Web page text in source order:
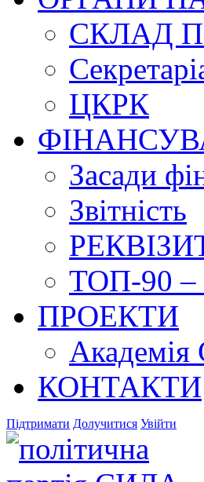
СКЛАД
ЦКРК
Засади
Звітність
ТОП-90 –
ПРОЕКТИ
КОНТАКТИ
Підтримати Долучитися Увійти